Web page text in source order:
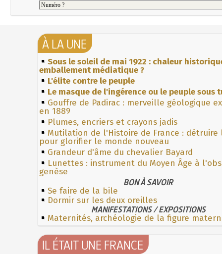
À LA UNE
Sous le soleil de mai 1922 : chaleur
emballement médiatique ?
L'élite contre le peuple
Le masque de l'ingérence ou le peuple sous
Gouffre de Padirac : merveille géologique
en 1889
Plumes, encriers et crayons jadis
Mutilation de l'Histoire de France : détruire
pour glorifier le monde nouveau
Grandeur d'âme du chevalier Bayard
Lunettes : instrument du Moyen Âge à
genèse
BON À SAVOIR
Se faire de la bile
Dormir sur les deux oreilles
MANIFESTATIONS / EXPOSITIONS
Maternités, archéologie de la figure
IL ÉTAIT UNE FRANCE